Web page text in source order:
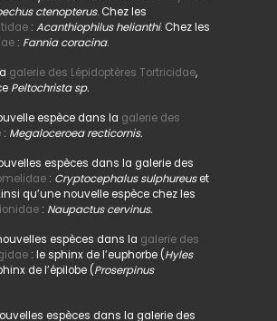
ctenopterus. Chez les
: Acanthiophilus helianthi. Chez les
: Fannia coracina.
galerie des Lépidoptères Tortricidae,
Peltochrista sp.
espèce dans la galerie des
: Megaloceroea recticornis.
espèces dans la galerie des
: Cryptocephalus sulphureuset
qu’une nouvelle espèce chez les
: Naupactus cervinus.
espèces dans la galerie des
: le sphinx de l’euphorbe (Hyles
de l’épilobe (Proserpinus
espèces dans la galerie des